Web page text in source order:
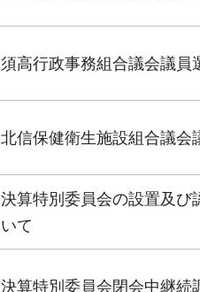
須高行政事務組合議会議員
北信保健衛生施設組合議会
決算特別委員会の設置及び
いて
決算特別委員会閉会中継続